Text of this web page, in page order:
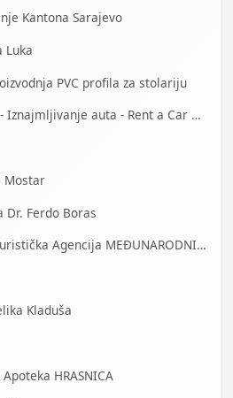
Kantona Sarajevo
Luka
PVC profila za stolariju
Car Rental - Mietwagen - Iznajmljivanje auta - Rent a Car Banja Luka
Mostar
Ferdo Boras
Centrotours - Putnička-Turistička Agencija MEĐUNARODNI AERODROM Sarajevo
Kladuša
HRASNICA